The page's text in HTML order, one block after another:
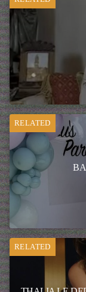
RELATED
RELATED